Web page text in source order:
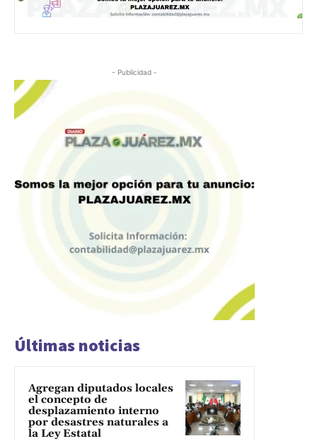
- Publicidad -
Últimas noticias
Agregan diputados locales
el concepto de
desplazamiento interno
por desastres naturales a
la Ley Estatal